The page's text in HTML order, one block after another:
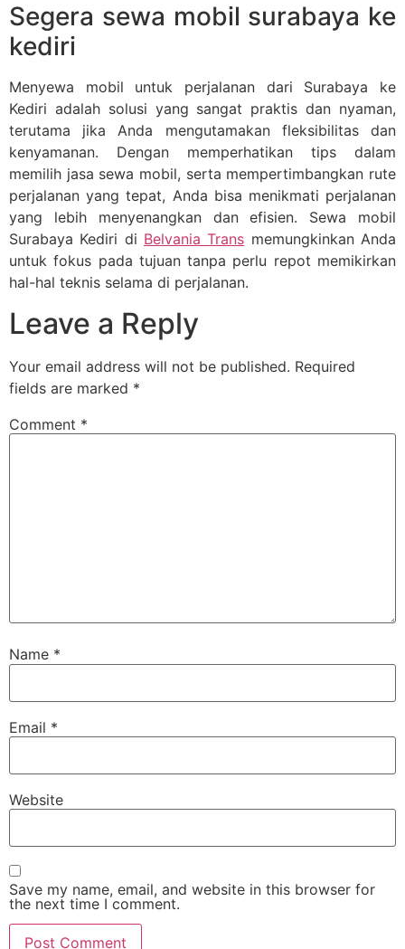
Segera sewa mobil surabaya ke
kediri
Menyewa mobil untuk perjalanan dari Surabaya ke
Kediri adalah solusi yang sangat praktis dan nyaman,
terutama jika Anda mengutamakan fleksibilitas dan
kenyamanan. Dengan memperhatikan tips dalam
memilih jasa sewa mobil, serta mempertimbangkan rute
perjalanan yang tepat, Anda bisa menikmati perjalanan
yang lebih menyenangkan dan efisien. Sewa mobil
Surabaya Kediri di Belvania Trans memungkinkan Anda
untuk fokus pada tujuan tanpa perlu repot memikirkan
hal-hal teknis selama di perjalanan.
Leave a Reply
Your email address will not be published. Required
fields are marked *
Comment *
Name *
Email *
Website
Save my name, email, and website in this browser for
the next time I comment.